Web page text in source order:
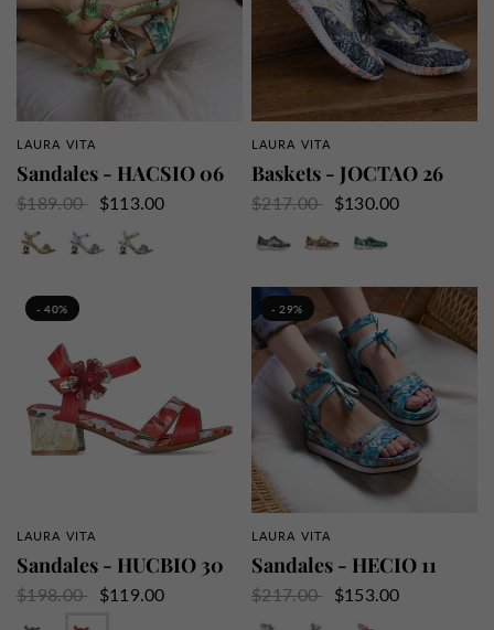
APERÇU RAPIDE
LAURA VITA
Sandales - HACSIO 06
$189.00
$113.00
APERÇU RAPIDE
LAURA VITA
Baskets - JOCTAO 26
$217.00
$130.00
- 40%
APERÇU RAPIDE
LAURA VITA
Sandales - HUCBIO 30
$198.00
$119.00
- 29%
APERÇU RAPIDE
LAURA VITA
Sandales - HECIO 11
$217.00
$153.00